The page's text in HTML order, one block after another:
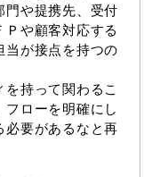
門や提携先、受付
や顧客対応する
当が接点を持つの
持って関わるこ
ローを明確にし
必要があるなと再